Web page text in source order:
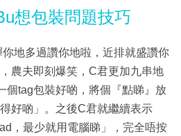
想包裝問題技巧
地多過讚你地啦，近排就盛讚你
農夫即刻爆笑，C君更加九串地
個tag包裝好啲，將個『點睇』放
好啲」。之後C君就繼續表示
，最少就用電腦睇」，完全唔按